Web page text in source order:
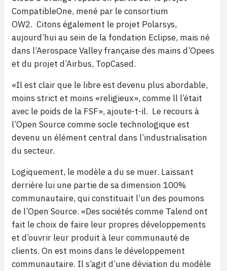
CompatibleOne, mené par le consortium
OW2. Citons également le projet Polarsys,
aujourd’hui au sein de la fondation Eclipse, mais né
dans l’Aerospace Valley française des mains d’Opees
et du projet d’Airbus, TopCased.
«Il est clair que le libre est devenu plus abordable,
moins strict et moins «religieux», comme ll l’était
avec le poids de la FSF», ajoute-t-il. Le recours à
l’Open Source comme socle technologique est
devenu un élément central dans l’industrialisation
du secteur.
Logiquement, le modèle a du se muer. Laissant
derrière lui une partie de sa dimension 100%
communautaire, qui constituait l’un des poumons
de l’Open Source. «Des sociétés comme Talend ont
fait le choix de faire leur propres développements
et d’ouvrir leur produit à leur communauté de
clients. On est moins dans le développement
communautaire. Il s’agit d’une déviation du modèle